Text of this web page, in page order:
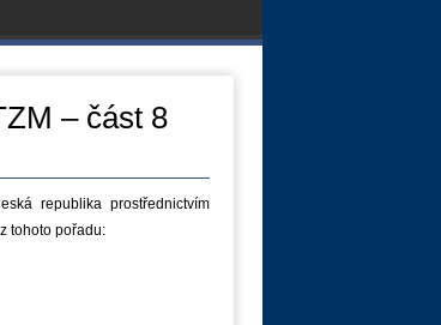
– část 8
republika prostřednictvím
tohoto pořadu: